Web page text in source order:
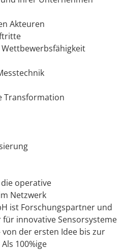
Akteuren
Transformation
operative
Netzwerk
ist Forschungspartner und
innovative Sensorsysteme
der ersten Idee bis zur
100%ige